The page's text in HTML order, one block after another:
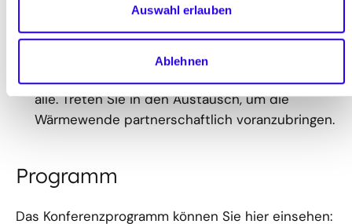
Auswahl erlauben
Ablehnen
kein Wettrennen zwischen Stadt und Land,
sondern der erste Schritt auf dem Weg zu
einem gemeinsamen Ziel: eine nachhaltige,
bezahlbare und sichere Wärmeversorgung für
alle. Treten Sie in den Austausch, um die
Wärmewende partnerschaftlich voranzubringen.
Programm
Das Konferenzprogramm können Sie hier einsehen: